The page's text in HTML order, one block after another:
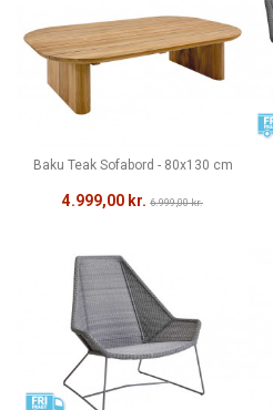
Baku Teak Sofabord - 80x130 cm
4.999,00 kr. 6.999,00 kr.